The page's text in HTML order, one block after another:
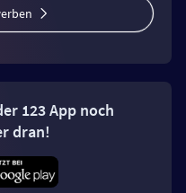
123 App noch
dran!